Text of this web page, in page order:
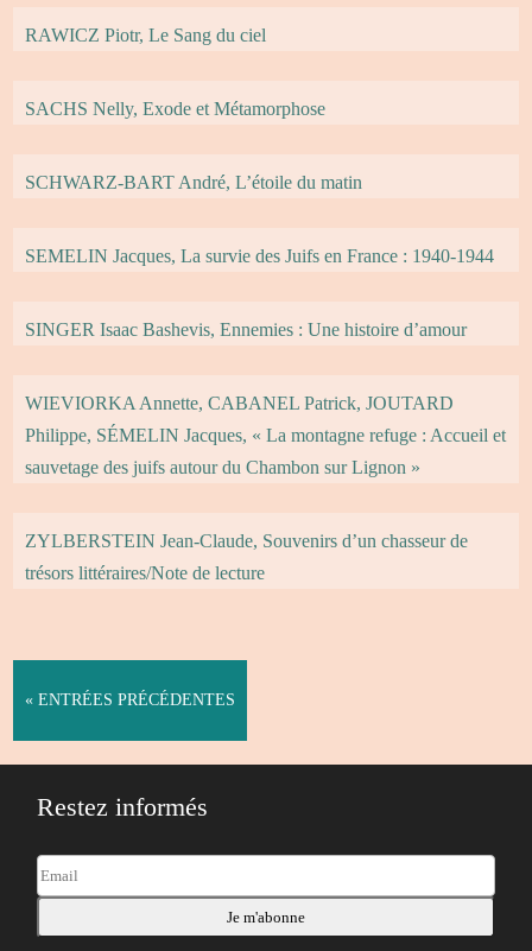
RAWICZ Piotr, Le Sang du ciel
SACHS Nelly, Exode et Métamorphose
SCHWARZ-BART André, L’étoile du matin
SEMELIN Jacques, La survie des Juifs en France : 1940-1944
SINGER Isaac Bashevis, Ennemies : Une histoire d’amour
WIEVIORKA Annette, CABANEL Patrick, JOUTARD
Philippe, SÉMELIN Jacques, « La montagne refuge : Accueil et
sauvetage des juifs autour du Chambon sur Lignon »
ZYLBERSTEIN Jean-Claude, Souvenirs d’un chasseur de
trésors littéraires/Note de lecture
« ENTRÉES PRÉCÉDENTES
Restez informés